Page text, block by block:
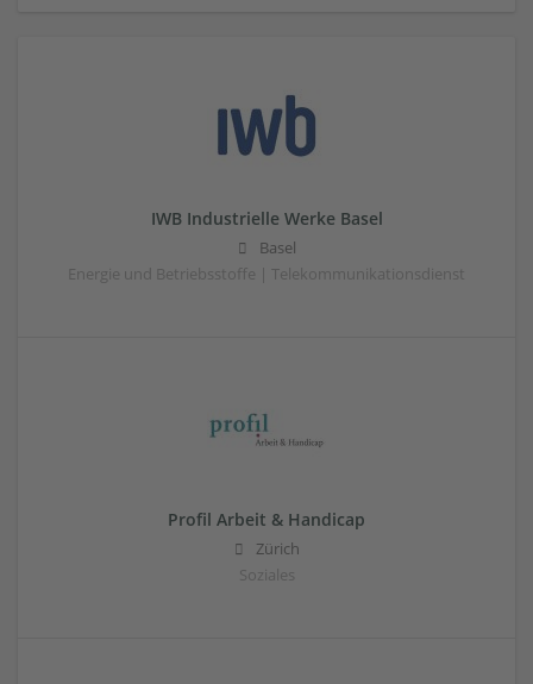
IWB Industrielle Werke Basel
Basel
Energie und Betriebsstoffe | Telekommunikationsdienst
Profil Arbeit & Handicap
Zürich
Soziales